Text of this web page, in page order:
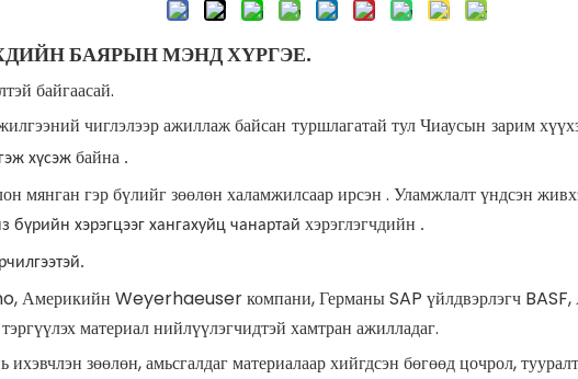
БАЯРЫН МЭНД ХҮРГЭЕ.
байгаасай.
чиглэлээр ажиллаж байсан туршлагатай тул Чиаусын зарим
хүсэж байна .
мянган гэр бүлийг зөөлөн халамжилсаар ирсэн . Уламжлалт үндсэн
бүрийн хэрэгцээг хангахуйц чанартай хэрэглэгчдийн .
Америкийн Weyerhaeuser компани, Германы SAP үйлдвэрлэгч
материал нийлүүлэгчидтэй хамтран ажилладаг.
зөөлөн, амьсгалдаг материалаар хийгдсэн бөгөөд цочрол,